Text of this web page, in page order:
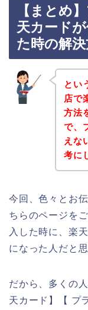
【まとめ
天カード
た時の解
とい
店で
方法
で、
えな
考に
今回、色々とお
ちらのページを
入した時に、楽
になった人だと思
だから、多くの
天カード】【 プ